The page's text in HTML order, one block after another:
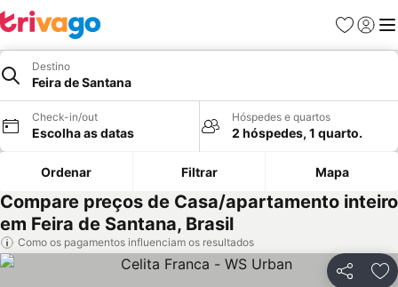
Favoritos
Iniciar
Destino
Feira de Santana
Check-in/out
Escolha as datas
Hóspedes e quartos
2 hóspedes, 1 quarto.
Ordenar Filtrar Mapa
Compare preços de Casa/apartamento inteiro
em Feira de Santana, Brasil
Como os pagamentos influenciam os resultados
Partilhar